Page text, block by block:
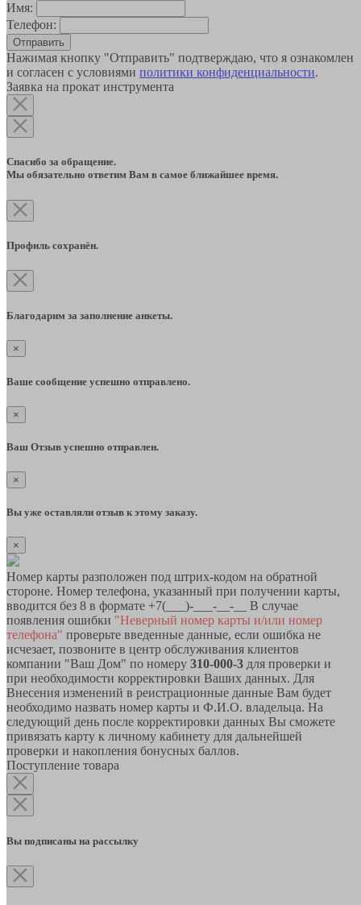
Имя:
Телефон:
Отправить
Нажимая кнопку "Отправить" подтверждаю, что я ознакомлен
и согласен с условиями политики конфиденциальности.
Заявка на прокат инструмента
Спасибо за обращение.
Мы обязательно ответим Вам в самое ближайшее время.
Профиль сохранён.
Благодарим за заполнение анкеты.
×
Ваше сообщение успешно отправлено.
×
Ваш Отзыв успешно отправлен.
×
Вы уже оставляли отзыв к этому заказу.
×
Номер карты разположен под штрих-кодом на обратной
стороне. Номер телефона, указанный при получении карты,
вводится без 8 в формате +7(___)-___-__-__ В случае
появления ошибки "Неверный номер карты и/или номер
телефона" проверьте введенные данные, если ошибка не
исчезает, позвоните в центр обслуживания клиентов
компании "Ваш Дом" по номеру 310-000-3 для проверки и
при необходимости корректировки Ваших данных. Для
Внесения изменений в реистрационные данные Вам будет
необходимо назвать номер карты и Ф.И.О. владельца. На
следующий день после корректировки данных Вы сможете
привязать карту к личному кабинету для дальнейшей
проверки и накопления бонусных баллов.
Поступление товара
Вы подписаны на рассылку